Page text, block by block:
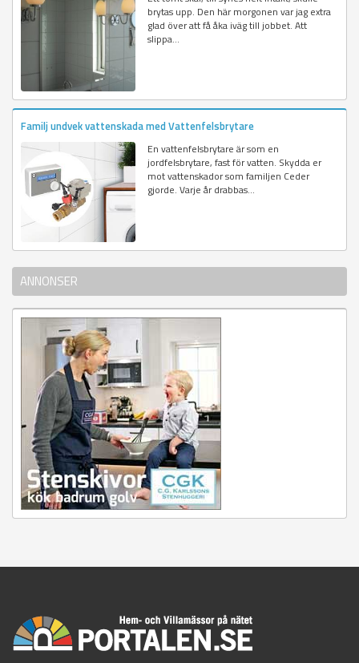
brytas upp. Den här morgonen var jag extra
glad över att få åka iväg till jobbet. Att
slippa...
Familj undvek vattenskada med Vattenfelsbrytare
En vattenfelsbrytare är som en
jordfelsbrytare, fast för vatten. Skydda er
mot vattenskador som familjen Ceder
gjorde. Varje år drabbas...
ANNONSER